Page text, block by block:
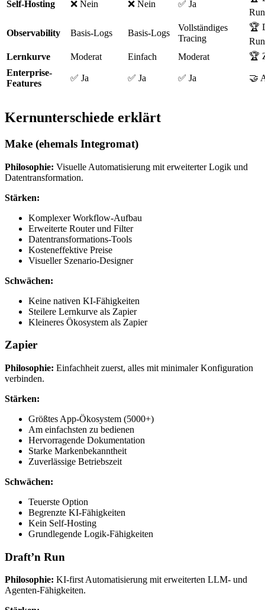
Self-Hosting ❌ Nein ❌ Nein ✅ Ja
Run
Observability Basis-Logs Basis-Logs
Vollständiges
Tracing
🏆
Run
Lernkurve
Moderat Einfach Moderat
🏆
Enterprise-
Features
✅ Ja ✅ Ja ✅ Ja 🤝
Kernunterschiede erklärt
Make (ehemals Integromat)
Philosophie: Visuelle Automatisierung mit erweiterter Logik und
Datentransformation.
Stärken:
Komplexer Workflow-Aufbau
Erweiterte Router und Filter
Datentransformations-Tools
Kosteneffektive Preise
Visueller Szenario-Designer
Schwächen:
Keine nativen KI-Fähigkeiten
Steilere Lernkurve als Zapier
Kleineres Ökosystem als Zapier
Zapier
Philosophie: Einfachheit zuerst, alles mit minimaler Konfiguration
verbinden.
Stärken:
Größtes App-Ökosystem (5000+)
Am einfachsten zu bedienen
Hervorragende Dokumentation
Starke Markenbekanntheit
Zuverlässige Betriebszeit
Schwächen:
Teuerste Option
Begrenzte KI-Fähigkeiten
Kein Self-Hosting
Grundlegende Logik-Fähigkeiten
Draft’n Run
Philosophie: KI-first Automatisierung mit erweiterten LLM- und
Agenten-Fähigkeiten.